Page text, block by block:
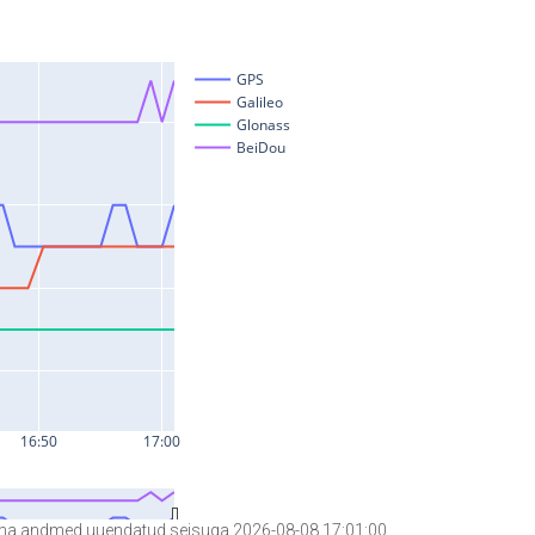
andmed uuendatud seisuga 2026-08-08 17:01:00